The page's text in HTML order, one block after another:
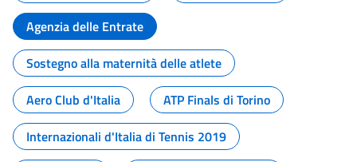
Agenzia delle Entrate
Sostegno alla maternità delle atlete
Aero Club d'Italia
ATP Finals di Torino
Internazionali d'Italia di Tennis 2019